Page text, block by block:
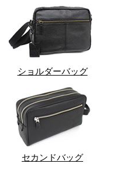
ショルダーバッグ
セカンドバッグ